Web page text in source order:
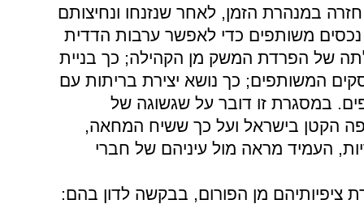
חזרה במנהרת הזמן, לאחר שנזנחו ונחיצותם
נכסים משותפים כדי לאפשר ערבות הדדית
של הפרדת המשק מן הקהילה; כך בניית
המשותפים; כך נושא יצירת בריתות עם
במסגרת זו דובר על שגשוגה של
הקטן בישראל ועל כך ששיח המחאה,
העמיד מראה מול עיניהם של חברי
ציפיותיהם מן הפורום, בבקשה לדון בהם: